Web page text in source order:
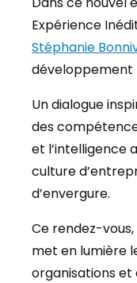
Expérience
Stéphanie
développement
Un dialogue
des
et l’intelligence
culture
d’envergure.
Ce rendez-
met en lumière
organisations et